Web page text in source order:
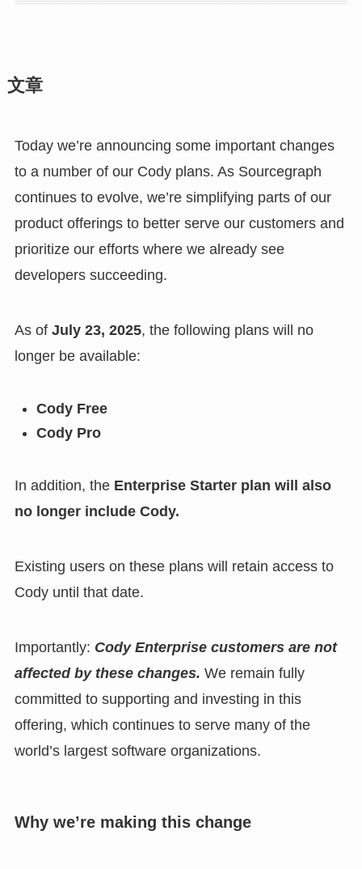
文章
Today we’re announcing some important changes
to a number of our Cody plans. As Sourcegraph
continues to evolve, we’re simplifying parts of our
product offerings to better serve our customers and
prioritize our efforts where we already see
developers succeeding.
As of July 23, 2025, the following plans will no
longer be available:
Cody Free
Cody Pro
In addition, the Enterprise Starter plan will also
no longer include Cody.
Existing users on these plans will retain access to
Cody until that date.
Importantly: Cody Enterprise customers are not
affected by these changes. We remain fully
committed to supporting and investing in this
offering, which continues to serve many of the
world’s largest software organizations.
Why we’re making this change